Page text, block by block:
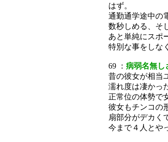
はず。
通勤通学途中の
数秒しめる、そ
あと単純にスポ
特別な事をしな
69 ： 病弱名無し
昔の彼女が相当
濡れ度は凄かっ
正常位の体勢で
彼女もチンコの
扇部分がデカく
今まで４人とや